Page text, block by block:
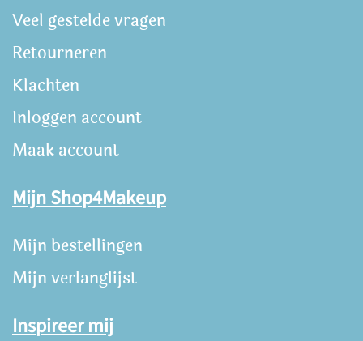
Veel gestelde vragen
Retourneren
Klachten
Inloggen account
Maak account
Mijn Shop4Makeup
Mijn bestellingen
Mijn verlanglijst
Inspireer mij